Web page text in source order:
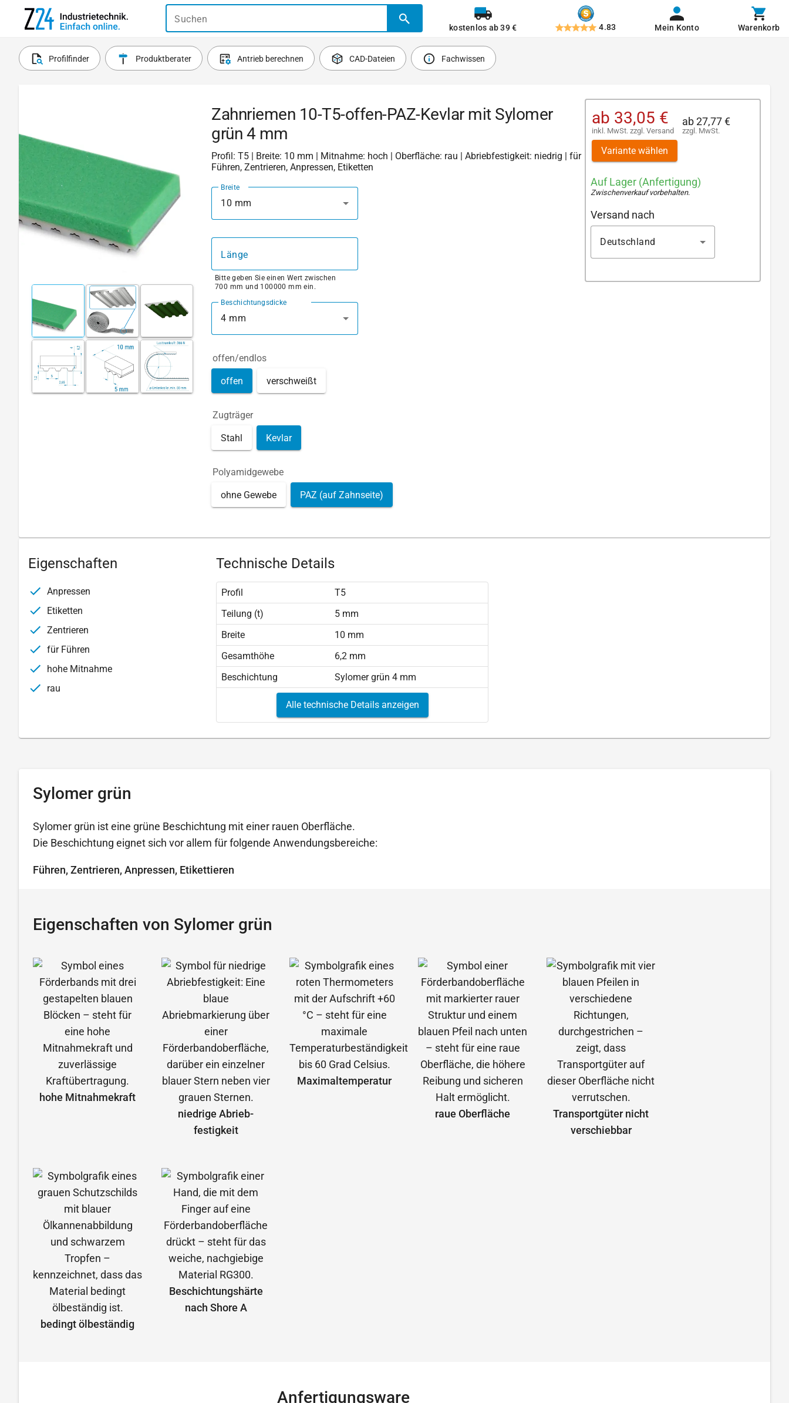
Suchen
kostenlos ab 39 € 4.83 Mein Konto Warenkorb
Profilfinder Produktberater Antrieb berechnen CAD-Dateien Fachwissen
Zahnriemen 10-T5-offen-PAZ-Kevlar mit Sylomer
grün 4 mm
Profil: T5 | Breite: 10 mm | Mitnahme: hoch | Oberfläche: rau | Abriebfestigkeit: niedrig | für
Führen, Zentrieren, Anpressen, Etiketten
Breite
10 mm
Länge
Bitte geben Sie einen Wert zwischen
700 mm und 100000 mm ein.
Beschichtungsdicke
4 mm
offen/endlos
offen verschweißt
Zugträger
Stahl Kevlar
Polyamidgewebe
ohne Gewebe PAZ (auf Zahnseite)
ab 33,05 €
inkl. MwSt. zzgl. Versand
ab27,77 €
zzgl. MwSt.
Variante wählen
Auf Lager (Anfertigung)
Zwischenverkauf vorbehalten.
Versand nach
Deutschland
Eigenschaften
Anpressen
Etiketten
Zentrieren
für Führen
hohe Mitnahme
rau
Technische Details
Profil
T5
Teilung (t)
5 mm
Breite
10 mm
Gesamthöhe
6,2 mm
Beschichtung
Sylomer grün 4 mm
Alle technische Details anzeigen
Sylomer grün
Sylomer grün ist eine grüne Beschichtung mit einer rauen Oberfläche.
Die Beschichtung eignet sich vor allem für folgende Anwendungsbereiche:
Führen, Zentrieren, Anpressen, Etikettieren
Eigenschaften von Sylomer grün
hohe Mitnahmekraft
niedrige Abrieb­
festigkeit
Maximal­temperatur
raue Oberfläche
Transportgüter nicht
verschiebbar
bedingt ölbeständig
Beschichtungshärte
nach Shore A
Anfertigungsware